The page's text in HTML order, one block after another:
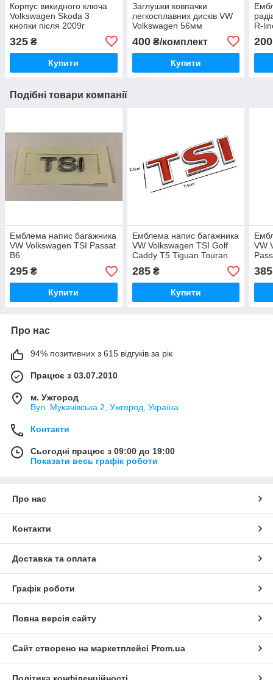
Корпус викидного ключа
Volkswagen Skoda 3
кнопки після 2009г
325 ₴
Купити
Заглушки ковпачки
легкосплавних дисків VW
Volkswagen 56мм
400₴/комплект
Купити
R-
200
Подібні товари компанії
Емблема напис багажника
VW Volkswagen TSI Passat
B6
295 ₴
Купити
Емблема напис багажника
VW Volkswagen TSI Golf
Caddy T5 Tiguan Touran
після 2009г тип3
285₴
Купити
VW
385
Про нас
94% позитивних з 615 відгуків за рік
Працює з 03.07.2010
м. Ужгород
Вул. Мукачівська 2, Ужгород, Україна
Контакти
Сьогодні працює з 09:00 до 19:00
Показати весь графік роботи
Про нас
Контакти
Доставка та оплата
Графік роботи
Повна версія сайту
Сайт створено на маркетплейсі Prom.ua